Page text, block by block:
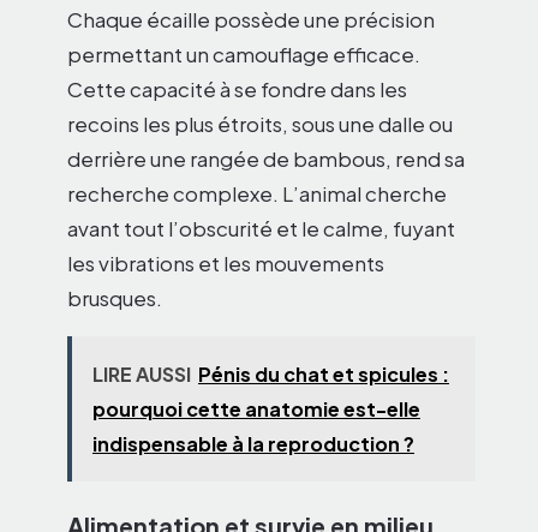
Chaque écaille possède une précision
permettant un camouflage efficace.
Cette capacité à se fondre dans les
recoins les plus étroits, sous une dalle ou
derrière une rangée de bambous, rend sa
recherche complexe. L’animal cherche
avant tout l’obscurité et le calme, fuyant
les vibrations et les mouvements
brusques.
LIRE AUSSI Pénis du chat et spicules :
pourquoi cette anatomie est-elle
indispensable à la reproduction ?
Alimentation et survie en milieu